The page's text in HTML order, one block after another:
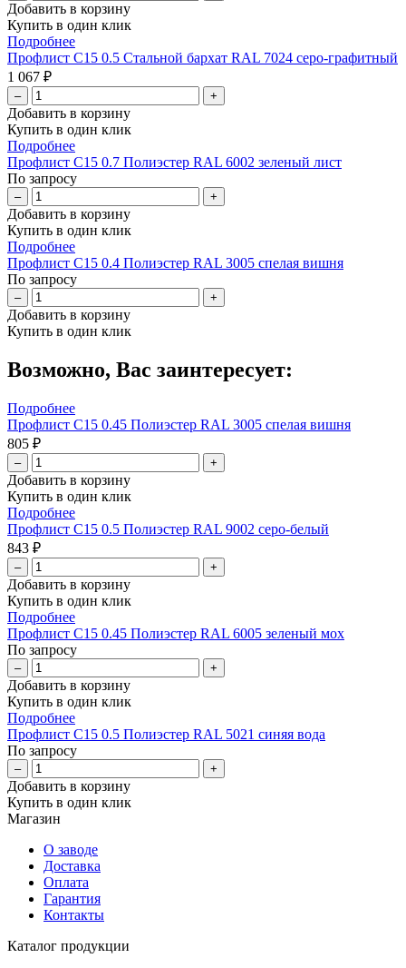
Добавить в корзину
Купить в один клик
Подробнее
Профлист С15 0.5 Стальной бархат RAL 7024 серо-графитный
1 067 ₽
– +
Добавить в корзину
Купить в один клик
Подробнее
Профлист С15 0.7 Полиэстер RAL 6002 зеленый лист
По запросу
– +
Добавить в корзину
Купить в один клик
Подробнее
Профлист С15 0.4 Полиэстер RAL 3005 спелая вишня
По запросу
– +
Добавить в корзину
Купить в один клик
Возможно, Вас заинтересует:
Подробнее
Профлист С15 0.45 Полиэстер RAL 3005 спелая вишня
805 ₽
– +
Добавить в корзину
Купить в один клик
Подробнее
Профлист С15 0.5 Полиэстер RAL 9002 серо-белый
843 ₽
– +
Добавить в корзину
Купить в один клик
Подробнее
Профлист С15 0.45 Полиэстер RAL 6005 зеленый мох
По запросу
– +
Добавить в корзину
Купить в один клик
Подробнее
Профлист С15 0.5 Полиэстер RAL 5021 синяя вода
По запросу
– +
Добавить в корзину
Купить в один клик
Магазин
О заводе
Доставка
Оплата
Гарантия
Контакты
Каталог продукции